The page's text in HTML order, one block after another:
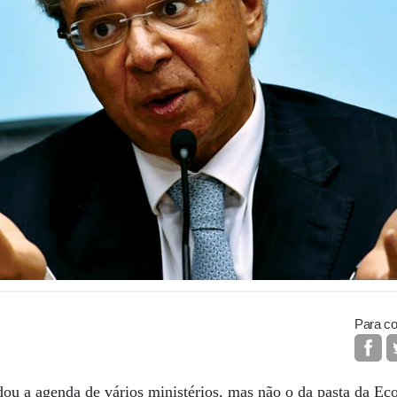
Para
a agenda de vários ministérios, mas não o da pasta da